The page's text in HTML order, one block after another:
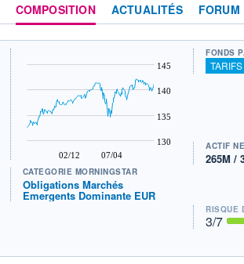
COMPOSITION ACTUALITÉS FORUM
02/12 07/04
130
135
140
145
CATÉGORIE MORNINGSTAR
Obligations Marchés
Emergents Dominante EUR
FONDS
ACTIF
265M /
RISQUE
3/7